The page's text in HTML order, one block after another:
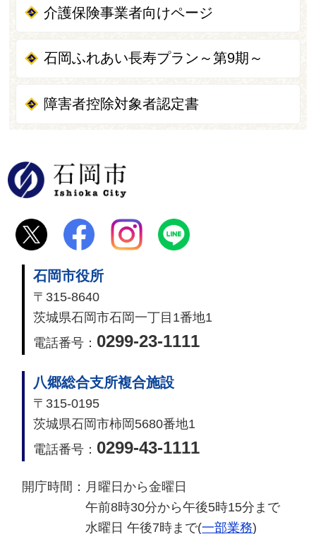
介護保険事業者向けページ
石岡ふれあい長寿プラン～第9期～
障害者控除対象者認定書
石岡市役所
〒315-8640
茨城県石岡市石岡一丁目1番地1
電話番号： 0299-23-1111
八郷総合支所複合施設
〒315-0195
茨城県石岡市柿岡5680番地1
電話番号： 0299-43-1111
開庁時間： 月曜日から金曜日
午前8時30分から午後5時15分まで
水曜日 午後7時まで(一部業務)